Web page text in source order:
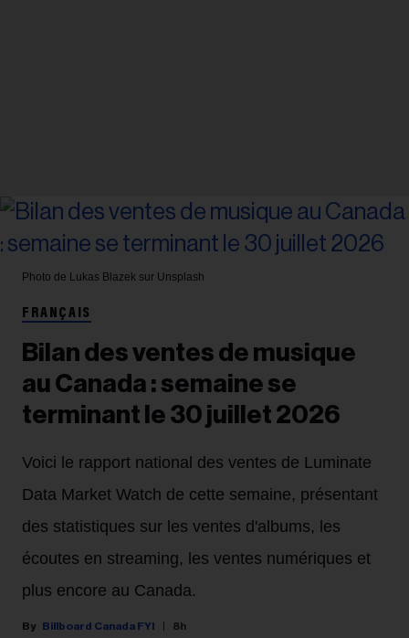
Photo de Lukas Blazek sur Unsplash
FRANÇAIS
Bilan des ventes de musique
au Canada : semaine se
terminant le 30 juillet 2026
Voici le rapport national des ventes de Luminate
Data Market Watch de cette semaine, présentant
des statistiques sur les ventes d'albums, les
écoutes en streaming, les ventes numériques et
plus encore au Canada.
Billboard Canada FYI 8h